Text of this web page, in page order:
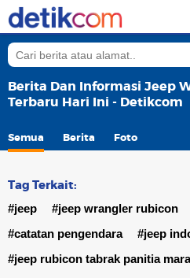
Berita Dan Informasi Jeep
Terbaru Hari Ini - Detikcom
Semua Berita Foto
Tag Terkait:
#jeep #jeep wrangler rubicon
#catatan pengendara
#jeep
#jeep rubicon tabrak panitia